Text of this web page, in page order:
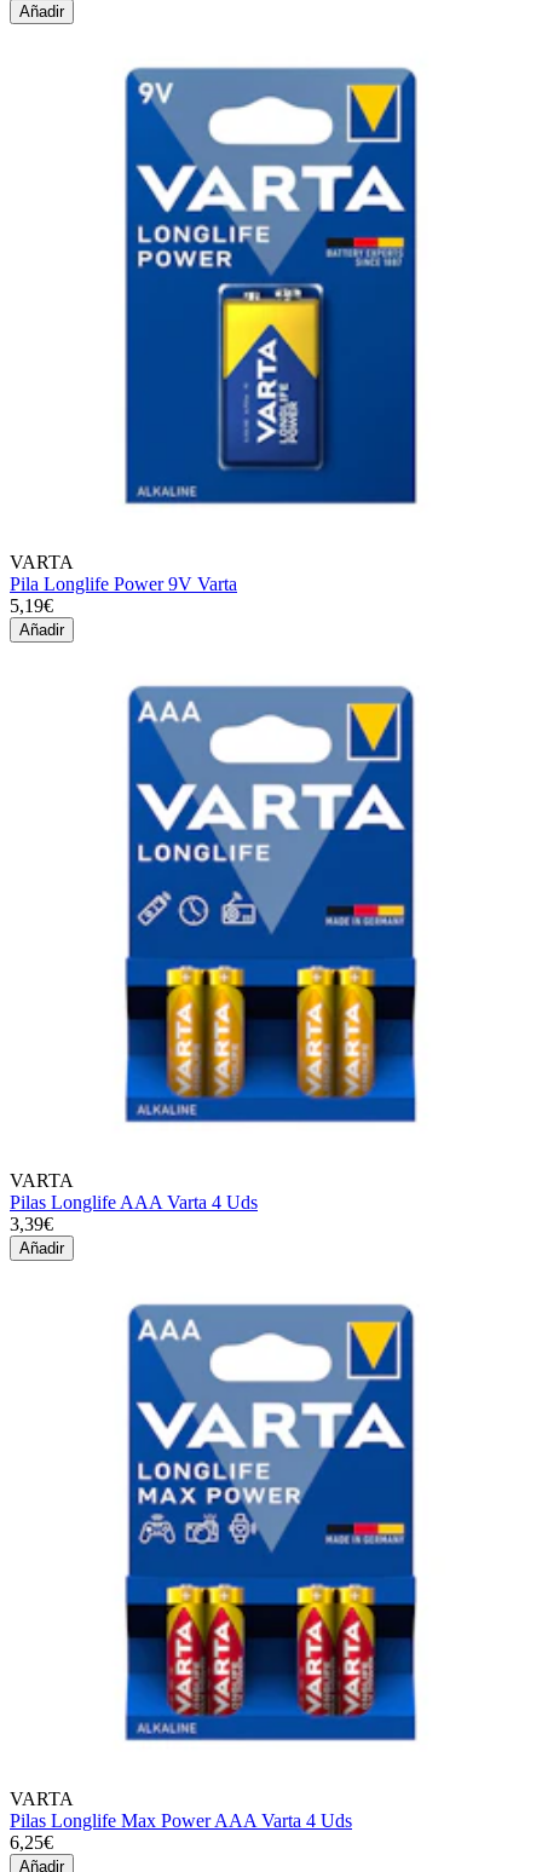
Añadir
VARTA
Pila Longlife Power 9V Varta
5,19€
Añadir
VARTA
Pilas Longlife AAA Varta 4 Uds
3,39€
Añadir
VARTA
Pilas Longlife Max Power AAA Varta 4 Uds
6,25€
Añadir